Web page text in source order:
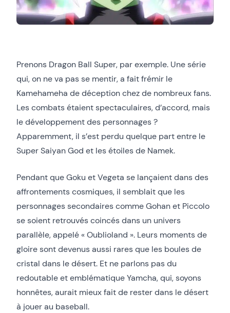
Prenons Dragon Ball Super, par exemple. Une série
qui, on ne va pas se mentir, a fait frémir le
Kamehameha de déception chez de nombreux fans.
Les combats étaient spectaculaires, d’accord, mais
le développement des personnages ?
Apparemment, il s’est perdu quelque part entre le
Super Saiyan God et les étoiles de Namek.
Pendant que Goku et Vegeta se lançaient dans des
affrontements cosmiques, il semblait que les
personnages secondaires comme Gohan et Piccolo
se soient retrouvés coincés dans un univers
parallèle, appelé « Oublioland ». Leurs moments de
gloire sont devenus aussi rares que les boules de
cristal dans le désert. Et ne parlons pas du
redoutable et emblématique Yamcha, qui, soyons
honnêtes, aurait mieux fait de rester dans le désert
à jouer au baseball.